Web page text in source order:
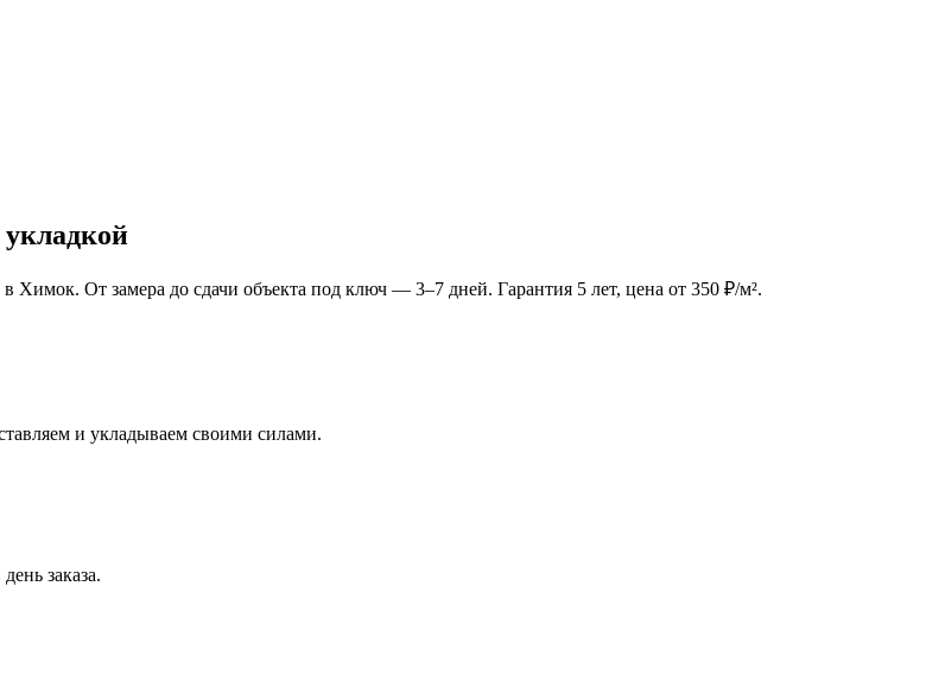
укладкой
в Химок. От замера до сдачи объекта под ключ — 3–7 дней. Гарантия 5 лет, цена от 350 ₽/м².
и укладываем своими силами.
заказа.